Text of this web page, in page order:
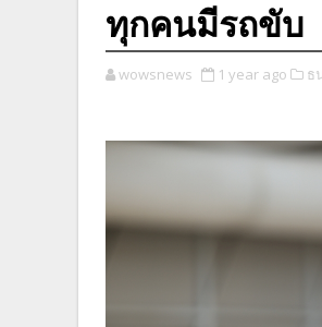
ทุกคนมีรถขับ
wowsnews 1 year ago ธ